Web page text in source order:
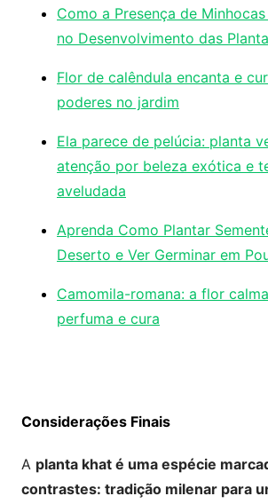
Como a Presença de
no Desenvolvimento das
Flor de calêndula encanta e
poderes no jardim
Ela parece de pelúcia: planta
atenção por beleza exótica e
aveludada
Aprenda Como Plantar
Deserto e Ver Germinar em
Camomila-romana: a flor
perfuma e cura
Considerações Finais
A planta khat é uma espécie
contrastes: tradição milenar para